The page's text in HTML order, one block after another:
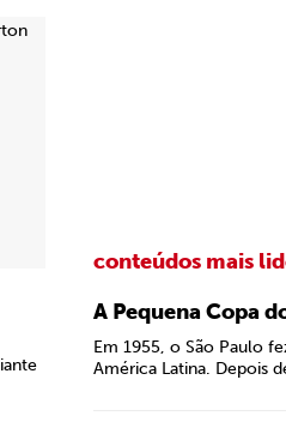
conteúdos mais
A Pequena Copa
Em 1955, o São Paulo
América Latina. Depois